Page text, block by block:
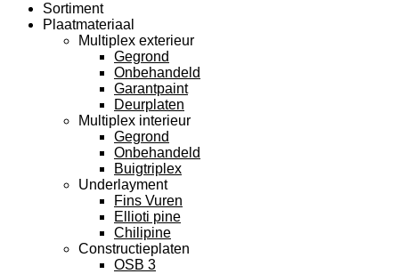
Sortiment
Plaatmateriaal
Multiplex exterieur
Gegrond
Onbehandeld
Garantpaint
Deurplaten
Multiplex interieur
Gegrond
Onbehandeld
Buigtriplex
Underlayment
Fins Vuren
Ellioti pine
Chilipine
Constructieplaten
OSB 3